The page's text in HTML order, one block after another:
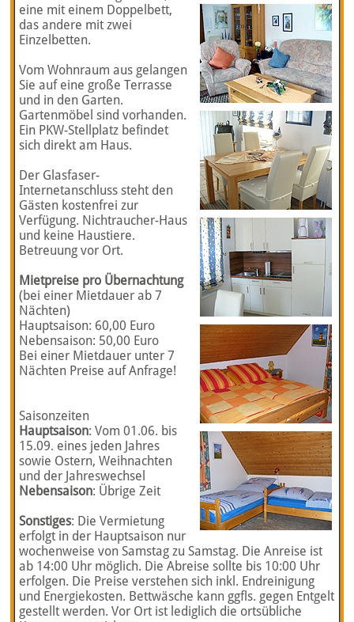
eine mit einem Doppelbett,
das andere mit zwei
Einzelbetten.
Vom Wohnraum aus gelangen
Sie auf eine große Terrasse
und in den Garten.
Gartenmöbel sind vorhanden.
Ein PKW-Stellplatz befindet
sich direkt am Haus.
Der Glasfaser-
Internetanschluss steht den
Gästen kostenfrei zur
Verfügung. Nichtraucher-Haus
und keine Haustiere.
Betreuung vor Ort.
Mietpreise pro Übernachtung
(bei einer Mietdauer ab 7
Nächten)
Hauptsaison: 60,00 Euro
Nebensaison: 50,00 Euro
Bei einer Mietdauer unter 7
Nächten Preise auf Anfrage!
Saisonzeiten
Hauptsaison: Vom 01.06. bis
15.09. eines jeden Jahres
sowie Ostern, Weihnachten
und der Jahreswechsel
Nebensaison: Übrige Zeit
Sonstiges: Die Vermietung
erfolgt in der Hauptsaison nur
wochenweise von Samstag zu Samstag. Die Anreise ist
ab 14:00 Uhr möglich. Die Abreise sollte bis 10:00 Uhr
erfolgen. Die Preise verstehen sich inkl. Endreinigung
und Energiekosten. Bettwäsche kann ggfls. gegen Entgelt
gestellt werden. Vor Ort ist lediglich die ortsübliche